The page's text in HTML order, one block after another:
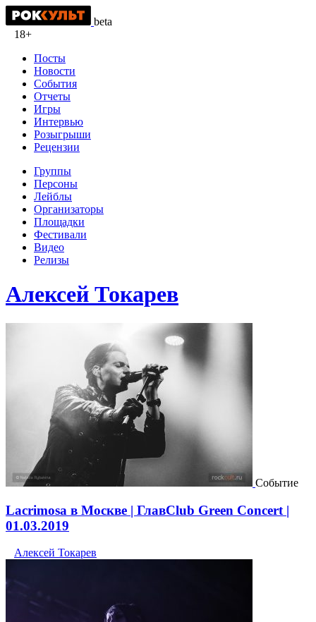
beta
18+
Посты
Новости
События
Отчеты
Игры
Интервью
Розыгрыши
Рецензии
Группы
Персоны
Лейблы
Организаторы
Площадки
Фестивали
Видео
Релизы
Алексей Токарев
Событие
Lacrimosa в Москве | ГлавClub Green Concert |
01.03.2019
Алексей Токарев